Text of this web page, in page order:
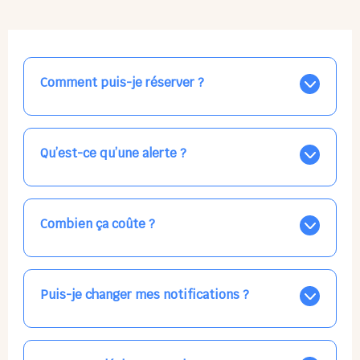
Comment puis-je réserver ?
Nos places libres au quotidien sont affichées jour par
jour dans le calendrier ci-dessus, EN BLEU. Tapez sur
celle qui vous intéresse, choisissez vos horaires, et la
confirmation est immédiate ! Vos accueils
Qu’est-ce qu’une alerte ?
Vous avez besoin d'une solution d'accueil pour une
date précise, ou pour un jour régulier dans la semaine,
mais les places disponibles EN BLEU ne correspondent
pas ? Créez une alerte ponctuelle ou récurrente, ainsi
Combien ça coûte ?
Votre accueil est normalement facturé par la direction
de la crèche, en fin de mois, selon votre taux horaire
habituel. N'hésitez pas à confirmer directement avec
l'équipe lors de la prochaine visite !
Puis-je changer mes notifications ?
Dans votre profil (bouton bleu en haut à droite), vous
pouvez choisir de recevoir les alertes et confirmations